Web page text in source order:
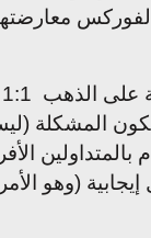
سيكون
(وهو